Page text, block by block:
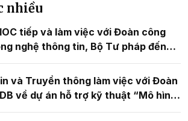
nhiều
tiếp và làm việc với Đoàn công
nghệ thông tin, Bộ Tư pháp đến
trao đổi kinh nghiệm về mô hình
và Truyền thông làm việc với Đoàn
về dự án hỗ trợ kỹ thuật “Mô hình
số thông minh cho quy hoạch